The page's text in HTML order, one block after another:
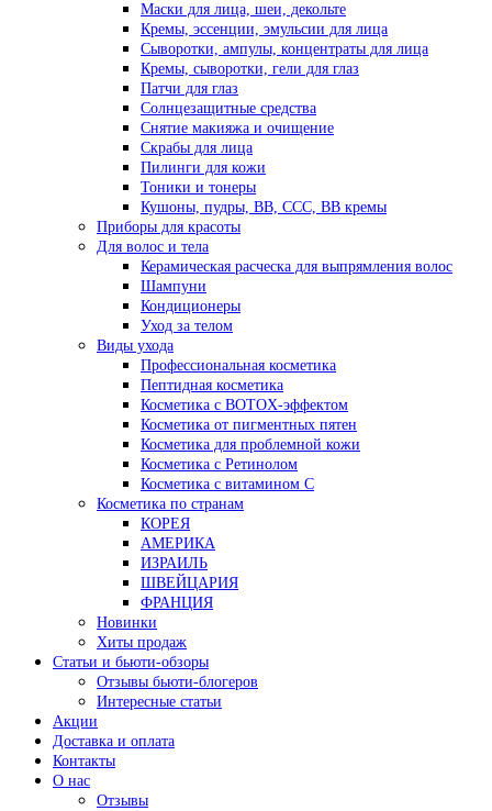
Маски для лица, шеи, декольте
Кремы, эссенции, эмульсии для лица
Сыворотки, ампулы, концентраты для лица
Кремы, сыворотки, гели для глаз
Патчи для глаз
Солнцезащитные средства
Снятие макияжа и очищение
Скрабы для лица
Пилинги для кожи
Тоники и тонеры
Кушоны, пудры, ВВ, ССС, ВВ кремы
Приборы для красоты
Для волос и тела
Керамическая расческа для выпрямления волос
Шампуни
Кондиционеры
Уход за телом
Виды ухода
Профессиональная косметика
Пептидная косметика
Косметика с BOTOX-эффектом
Косметика от пигментных пятен
Косметика для проблемной кожи
Косметика с Ретинолом
Косметика с витамином С
Косметика по странам
КОРЕЯ
АМЕРИКА
ИЗРАИЛЬ
ШВЕЙЦАРИЯ
ФРАНЦИЯ
Новинки
Хиты продаж
Статьи и бьюти-обзоры
Отзывы бьюти-блогеров
Интересные статьи
Акции
Доставка и оплата
Контакты
О нас
Отзывы